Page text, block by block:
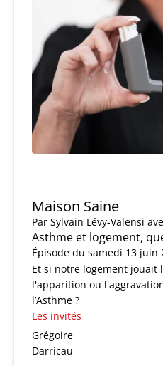
Maison Saine
Par Sylvain Lévy-Valensi
Asthme et logement,
Épisode du samedi 13 juin
Et si notre logement jouait
l'apparition ou
l’Asthme ?
Les invités
Grégoire
Darricau